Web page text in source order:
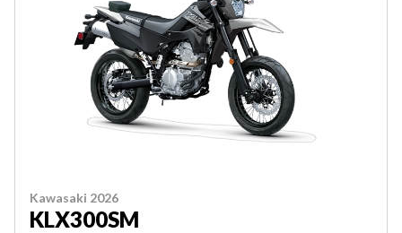
Kawasaki 2026
KLX300SM